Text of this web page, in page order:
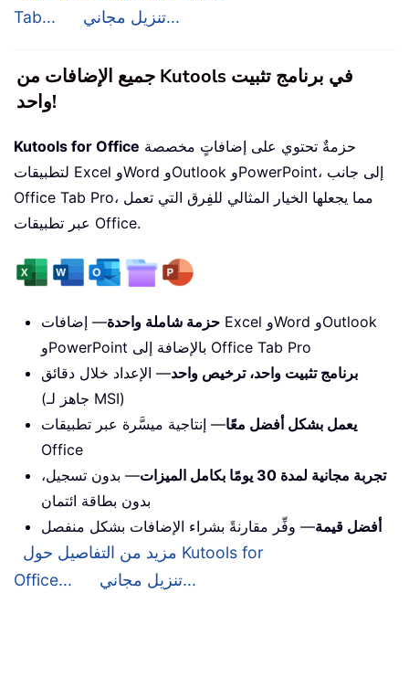
Tab...
تنزيل مجاني...
جميع الإضافات من Kutools في برنامج تثبيت
واحد!
Kutools for Office
لتطبيقات Excel وWord وOutlook وPowerPoint، إلى جانب
Office Tab Pro، مما يجعلها الخيار المثالي للفِرق التي تعمل
عبر تطبيقات Office.
حزمة شاملة واحدة— إضافات Excel وWord وOutlook
وPowerPoint بالإضافة إلى Office Tab Pro
برنامج تثبيت واحد، ترخيص واحد— الإعداد خلال دقائق
(جاهز لـ MSI)
يعمل بشكل أفضل معًا— إنتاجية ميسَّرة عبر تطبيقات
Office
تجربة مجانية لمدة 30 يومًا بكامل الميزات
— بدون تسجيل،
بدون بطاقة ائتمان
أفضل قيمة— وفِّر مقارنةً بشراء الإضافات بشكل منفصل
مزيد من التفاصيل حول Kutools for
Office...
تنزيل مجاني...